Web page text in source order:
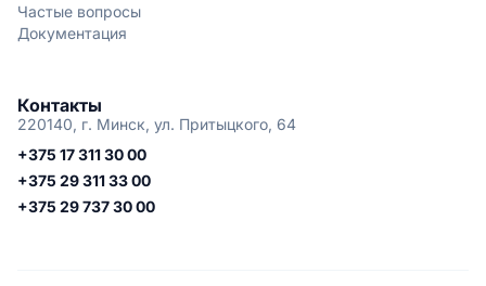
Частые вопросы
Документация
Контакты
220140, г. Минск, ул. Притыцкого, 64
+375 17 311 30 00
+375 29 311 33 00
+375 29 737 30 00